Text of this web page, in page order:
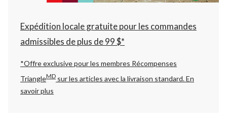
Expédition locale gratuite pour les commandes
admissibles de plus de 99 $*
*Offre exclusive pour les membres Récompenses
TriangleMD sur les articles avec la livraison standard.En
savoir plus